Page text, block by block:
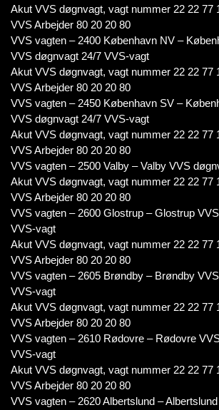
Akut VVS døgnvagt, vagt nummer 22 22 77
VVS Arbejder 80 20 20 80
VVS vagten – 2400 København NV –
VVS døgnvagt 24/7 VVS-vagt
Akut VVS døgnvagt, vagt nummer 22 22 77
VVS Arbejder 80 20 20 80
VVS vagten – 2450 København SV –
VVS døgnvagt 24/7 VVS-vagt
Akut VVS døgnvagt, vagt nummer 22 22 77
VVS Arbejder 80 20 20 80
VVS vagten – 2500 Valby – Valby VVS
Akut VVS døgnvagt, vagt nummer 22 22 77
VVS Arbejder 80 20 20 80
VVS vagten – 2600 Glostrup – Glostrup
VVS-vagt
Akut VVS døgnvagt, vagt nummer 22 22 77
VVS Arbejder 80 20 20 80
VVS vagten – 2605 Brøndby – Brøndby
VVS-vagt
Akut VVS døgnvagt, vagt nummer 22 22 77
VVS Arbejder 80 20 20 80
VVS vagten – 2610 Rødovre – Rødovre
VVS-vagt
Akut VVS døgnvagt, vagt nummer 22 22 77
VVS Arbejder 80 20 20 80
VVS vagten – 2620 Albertslund –